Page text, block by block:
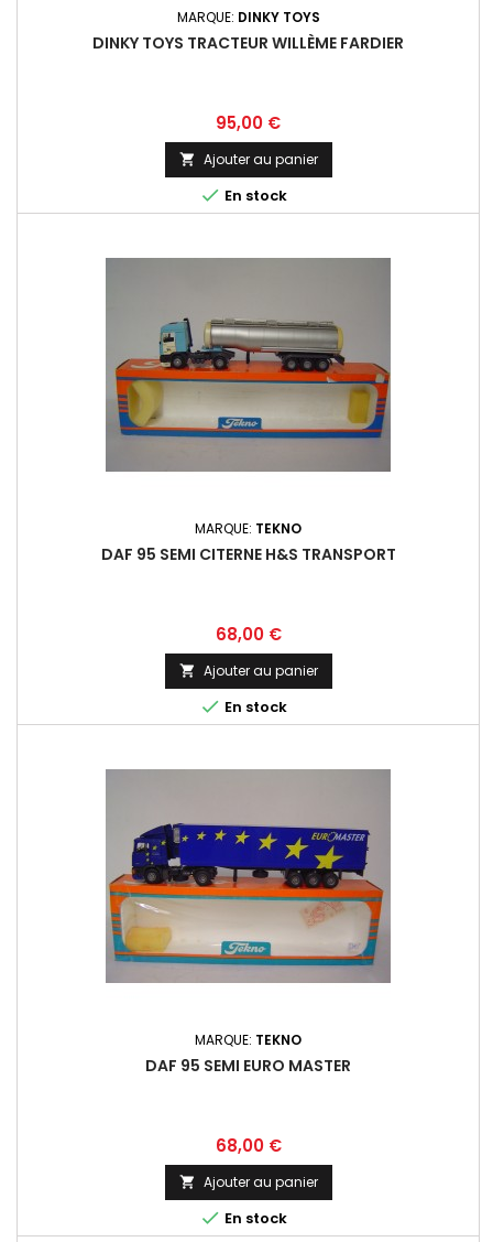
MARQUE: DINKY TOYS
DINKY TOYS TRACTEUR WILLÈME FARDIER
Prix
95,00 €
 Ajouter au panier
 En stock
MARQUE: TEKNO
DAF 95 SEMI CITERNE H&S TRANSPORT
Prix
68,00 €
 Ajouter au panier
 En stock
MARQUE: TEKNO
DAF 95 SEMI EURO MASTER
Prix
68,00 €
 Ajouter au panier
 En stock